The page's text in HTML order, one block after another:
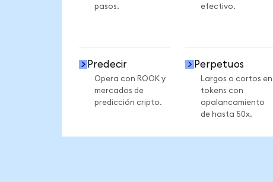
pasos.
efectivo.
Predecir
Opera con ROOK y
mercados de
predicción cripto.
Perpetuos
Largos o cortos en
tokens con
apalancamiento
de hasta 50x.